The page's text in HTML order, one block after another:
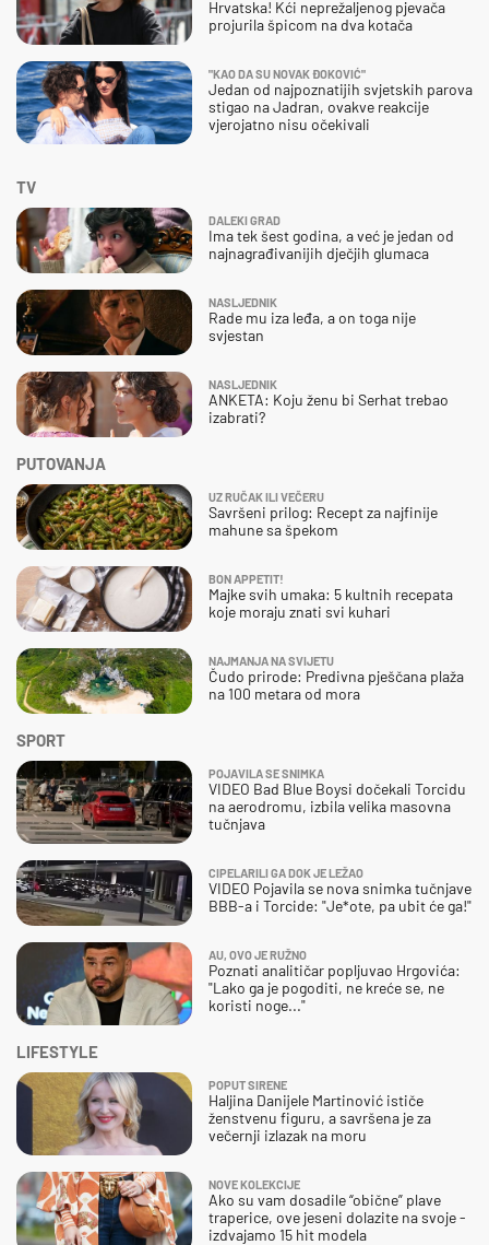
Hrvatska! Kći neprežaljenog pjevača
projurila špicom na dva kotača
"KAO DA SU NOVAK ĐOKOVIĆ"
Jedan od najpoznatijih svjetskih parova
stigao na Jadran, ovakve reakcije
vjerojatno nisu očekivali
SPORT
POJAVILA SE SNIMKA
VIDEO Bad Blue Boysi dočekali Torcidu
na aerodromu, izbila velika masovna
tučnjava
CIPELARILI GA DOK JE LEŽAO
VIDEO Pojavila se nova snimka tučnjave
BBB-a i Torcide: "Je*ote, pa ubit će ga!"
AU, OVO JE RUŽNO
Poznati analitičar popljuvao Hrgovića:
"Lako ga je pogoditi, ne kreće se, ne
koristi noge..."
TV
DALEKI GRAD
Ima tek šest godina, a već je jedan od
najnagrađivanijih dječjih glumaca
NASLJEDNIK
Rade mu iza leđa, a on toga nije
svjestan
NASLJEDNIK
ANKETA: Koju ženu bi Serhat trebao
izabrati?
PUTOVANJA
UZ RUČAK ILI VEČERU
Savršeni prilog: Recept za najfinije
mahune sa špekom
BON APPETIT!
Majke svih umaka: 5 kultnih recepata
koje moraju znati svi kuhari
NAJMANJA NA SVIJETU
Čudo prirode: Predivna pješčana plaža
na 100 metara od mora
LIFESTYLE
POPUT SIRENE
Haljina Danijele Martinović ističe
ženstvenu figuru, a savršena je za
večernji izlazak na moru
NOVE KOLEKCIJE
Ako su vam dosadile “obične” plave
traperice, ove jeseni dolazite na svoje -
izdvajamo 15 hit modela